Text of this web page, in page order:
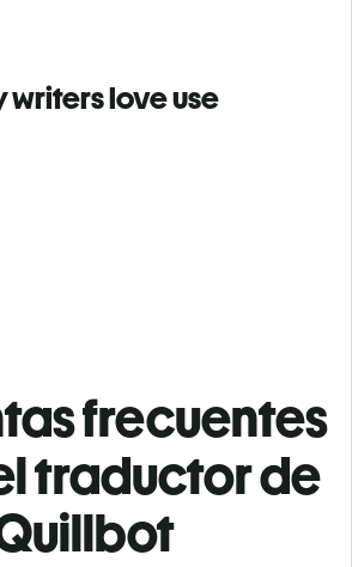
writers love use
frecuentes
traductor de